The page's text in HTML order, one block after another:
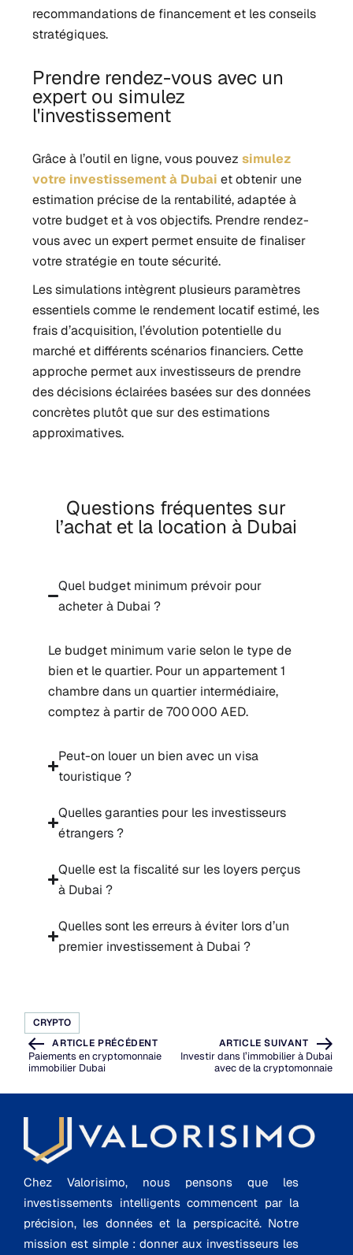
recommandations de financement et les conseils
stratégiques.
Prendre rendez-vous avec un
expert ou simulez
l'investissement
Grâce à l’outil en ligne, vous pouvez simulez
votre investissement à Dubai et obtenir une
estimation précise de la rentabilité, adaptée à
votre budget et à vos objectifs. Prendre rendez-
vous avec un expert permet ensuite de finaliser
votre stratégie en toute sécurité.
Les simulations intègrent plusieurs paramètres
essentiels comme le rendement locatif estimé, les
frais d’acquisition, l’évolution potentielle du
marché et différents scénarios financiers. Cette
approche permet aux investisseurs de prendre
des décisions éclairées basées sur des données
concrètes plutôt que sur des estimations
approximatives.
Questions fréquentes sur
l’achat et la location à Dubai
Quel budget minimum prévoir pour
acheter à Dubai ?
Le budget minimum varie selon le type de
bien et le quartier. Pour un appartement 1
chambre dans un quartier intermédiaire,
comptez à partir de 700 000 AED.
Peut-on louer un bien avec un visa
touristique ?
Quelles garanties pour les investisseurs
étrangers ?
Quelle est la fiscalité sur les loyers perçus
à Dubai ?
Quelles sont les erreurs à éviter lors d’un
premier investissement à Dubai ?
CRYPTO
ARTICLE PRÉCÉDENT
Paiements en cryptomonnaie
immobilier Dubai
ARTICLE SUIVANT
Investir dans l’immobilier à Dubai
avec de la cryptomonnaie
Chez Valorisimo, nous pensons que les
investissements intelligents commencent par la
précision, les données et la perspicacité. Notre
mission est simple : donner aux investisseurs les